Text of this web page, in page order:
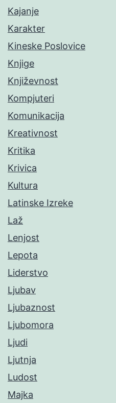
Kajanje
Karakter
Kineske Poslovice
Knjige
Književnost
Kompjuteri
Komunikacija
Kreativnost
Kritika
Krivica
Kultura
Latinske Izreke
Laž
Lenjost
Lepota
Liderstvo
Ljubav
Ljubaznost
Ljubomora
Ljudi
Ljutnja
Ludost
Majka